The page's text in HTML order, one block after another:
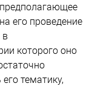
его проведение
в
которого оно
тематику,